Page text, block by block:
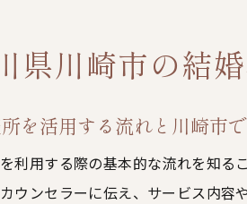
県川崎市の結
を活用する流れと川崎市
利用する際の基本的な流れを知る
ウンセラーに伝え、サービス内容